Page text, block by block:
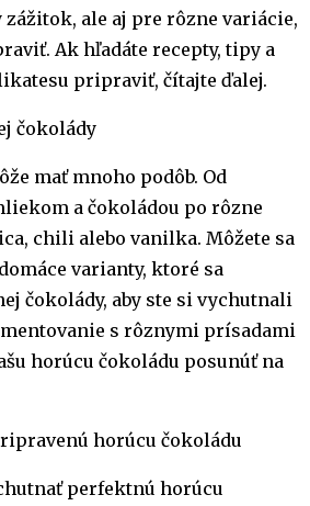
ale aj pre rôzne variácie,
Ak hľadáte recepty, tipy a
pripraviť, čítajte ďalej.
čokolády
mať mnoho podôb. Od
a čokoládou po rôzne
chili alebo vanilka. Môžete sa
varianty, ktoré sa
čokolády, aby ste si vychutnali
s rôznymi prísadami
horúcu čokoládu posunúť na
horúcu čokoládu
perfektnú horúcu